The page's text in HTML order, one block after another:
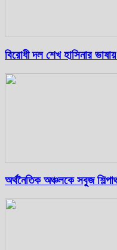
বিরোধী দল শেখ হাসিনার
অর্থনৈতিক অঞ্চলকে সবুজ